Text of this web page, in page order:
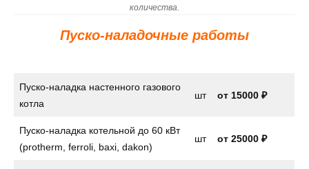
количества.
Пуско-наладочные работы
Пуско-наладка настенного газового
котла
шт от 15000 ₽
Пуско-наладка котельной до 60 кВт
(protherm, ferroli, baxi, dakon)
шт от 25000 ₽